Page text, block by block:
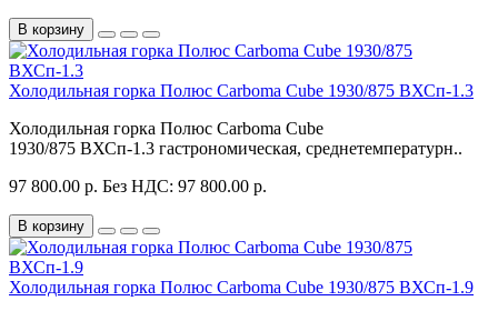
В корзину
Холодильная горка Полюс Carboma Cube 1930/875 ВХСп-1.3
Холодильная горка Полюс Carboma Cube
1930/875 ВХСп-1.3 гастрономическая, среднетемпературн..
97 800.00 р. Без НДС: 97 800.00 р.
В корзину
Холодильная горка Полюс Carboma Cube 1930/875 ВХСп-1.9